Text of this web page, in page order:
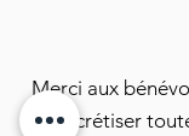
Merci aux
à concrétiser